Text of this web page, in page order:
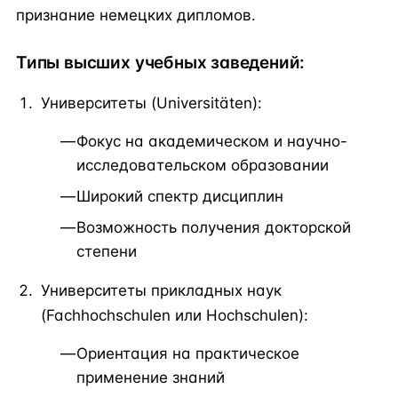
признание немецких дипломов.
Типы высших учебных заведений:
Университеты (Universitäten):
Фокус на академическом и научно-
исследовательском образовании
Широкий спектр дисциплин
Возможность получения докторской
степени
Университеты прикладных наук
(Fachhochschulen или Hochschulen):
Ориентация на практическое
применение знаний